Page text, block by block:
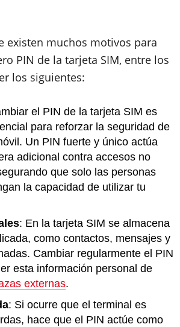
existen muchos motivos para
PIN de la tarjeta SIM, entre los
los siguientes:
el PIN de la tarjeta SIM es
para reforzar la seguridad de
Un PIN fuerte y único actúa
adicional contra accesos no
que solo las personas
la capacidad de utilizar tu
: En la tarjeta SIM se almacena
como contactos, mensajes y
Cambiar regularmente el PIN
esta información personal de
externas.
: Si ocurre que el terminal es
hace que el PIN actúe como